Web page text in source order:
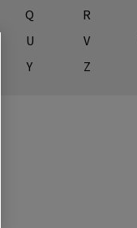
Q
R
U
V
Y
Z